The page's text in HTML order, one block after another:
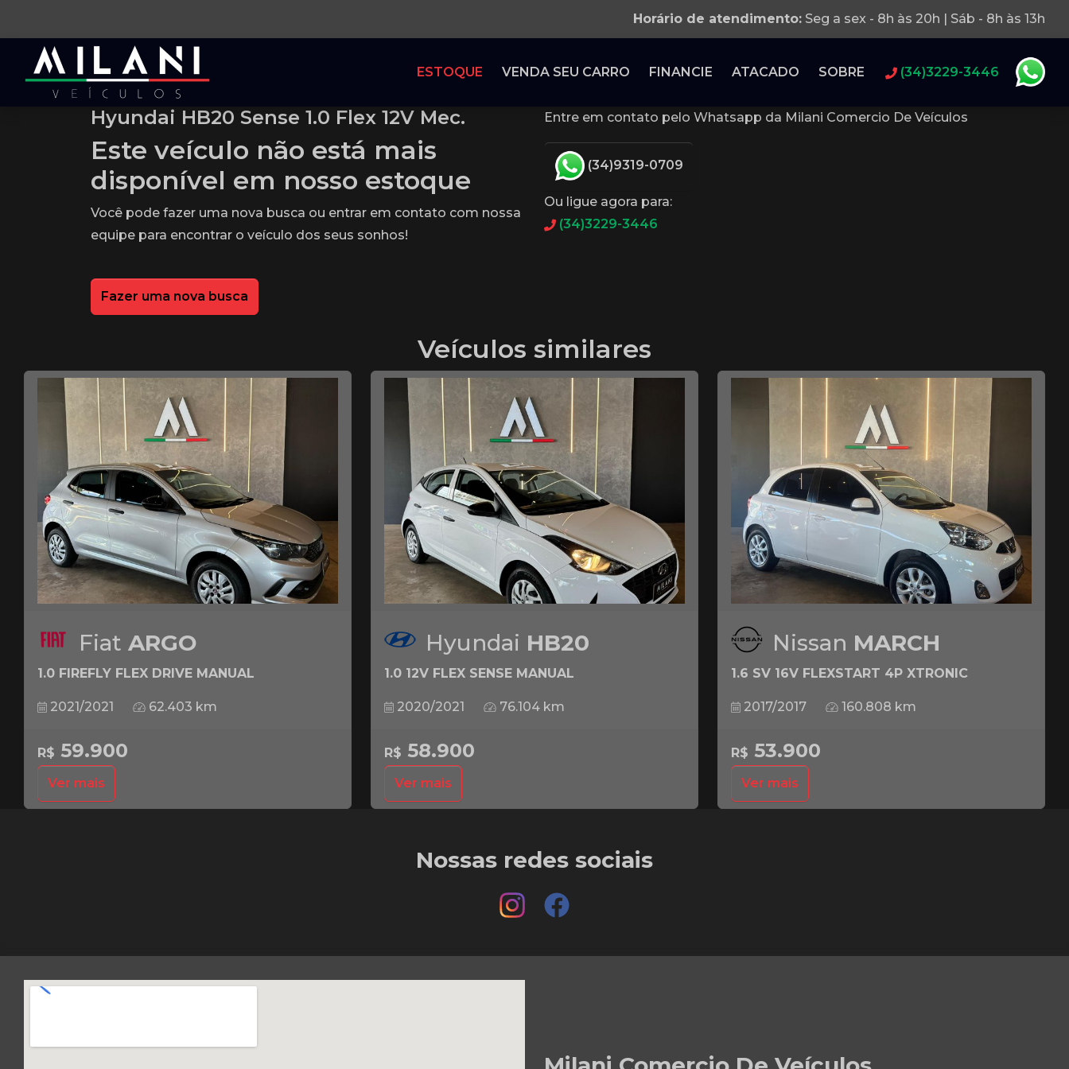
Horário de atendimento: Seg a sex - 8h às 20h | Sáb - 8h às 13h
ESTOQUE VENDA SEU CARRO FINANCIE ATACADO SOBRE (34)3229-3446
Hyundai HB20 Sense 1.0 Flex 12V Mec.
Este veículo não está mais
disponível em nosso estoque
Você pode fazer uma nova busca ou entrar em contato com nossa
equipe para encontrar o veículo dos seus sonhos!
Fazer uma nova busca
Entre em contato pelo Whatsapp da Milani Comercio De Veículos
(34)9319-0709
Ou ligue agora para:
(34)3229-3446
Veículos similares
Fiat ARGO
1.0 FIREFLY FLEX DRIVE MANUAL
2021/2021 62.403 km
R$ 59.900
Ver mais
Hyundai HB20
1.0 12V FLEX SENSE MANUAL
2020/2021 76.104 km
R$ 58.900
Ver mais
Nissan MARCH
1.6 SV 16V FLEXSTART 4P XTRONIC
2017/2017 160.808 km
R$ 53.900
Ver mais
Nossas redes sociais